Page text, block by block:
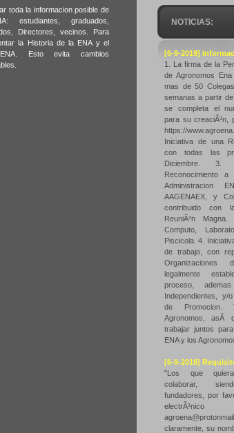
toda la informacion posible de
estudiantes, graduados,
Directores, vecinos. Para
la Historia de la ENA y el
Esto evita cambios
NOTICIAS:
[6-9-2019]
1. La firma de la
de Agronomos
mas de 50
semanas a partir
se completa el
para su creaciÃ³n,
https://
Iniciativa de una
con todas las
Diciembre. 3.
Reconocimiento a
Administracion
AAGENAEX, y
contribuido con
ReuniÃ³n
Computo,
Piscicola. 4.
de trabajo, con
Organizaciones
legalmente
proceso,
Independientes, y/
de Promocion.
Agronomos, asÃ­
trabajar juntos
ENA y los
[6-9-2019]
"Los que
colaborar,
fundadores, por
claramente, su